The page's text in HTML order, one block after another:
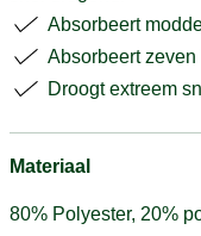
Absorbeert
Absorbeert
Droogt extreem
Materiaal
80% Polyester, 20%